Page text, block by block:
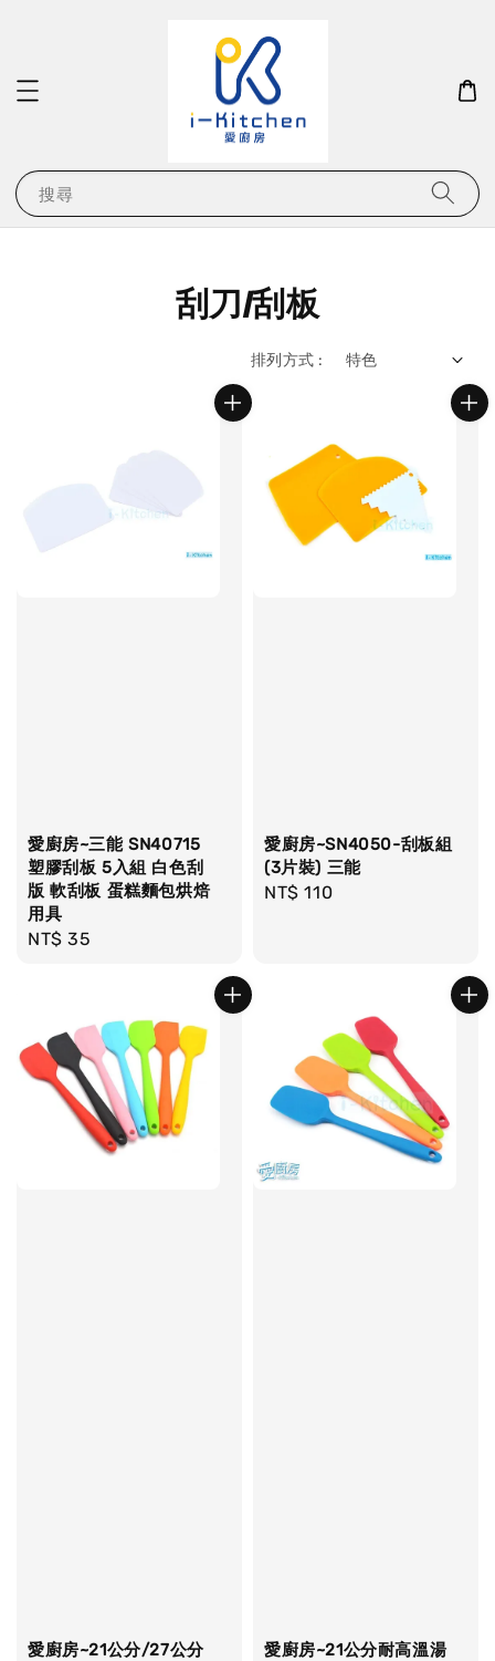
搜尋
刮刀/刮板
排列方式 :
愛廚房~三能 SN40715
塑膠刮板 5入組 白色刮
版 軟刮板 蛋糕麵包烘焙
用具
Regular
NT$ 35
愛廚房~SN4050-刮板組
(3片裝) 三能
Regular
NT$ 110
愛廚房~21公分/27公分
愛廚房~21公分耐高溫湯